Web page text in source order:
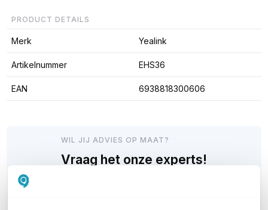
PRODUCT DETAILS
Merk Yealink
Artikelnummer EHS36
EAN 6938818300606
WIL JIJ ADVIES OP MAAT?
Vraag het onze experts!